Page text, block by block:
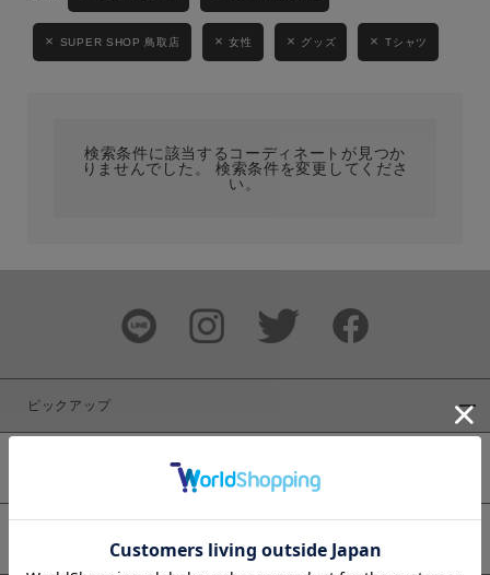
MENS LADIES
ブランド
SUPER SHOP 鳥取店 女性 グッズ Tシャツ
検索条件に該当するコーディネートが見つか
りませんでした。 検索条件を変更してくださ
い。
ピックアップ